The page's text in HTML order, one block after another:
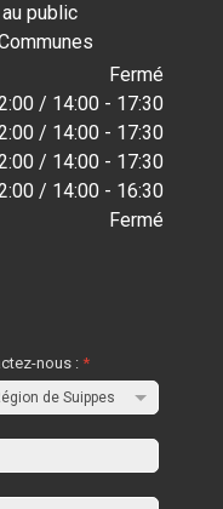
public
Fermé
/ 14:00 - 17:30
/ 14:00 - 17:30
/ 14:00 - 17:30
/ 14:00 - 16:30
Fermé
nous :*